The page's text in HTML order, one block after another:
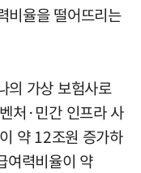
비율을 떨어뜨리는
의 가상 보험사로
처·민간 인프라 사
약 12조원 증가하
여력비율이 약